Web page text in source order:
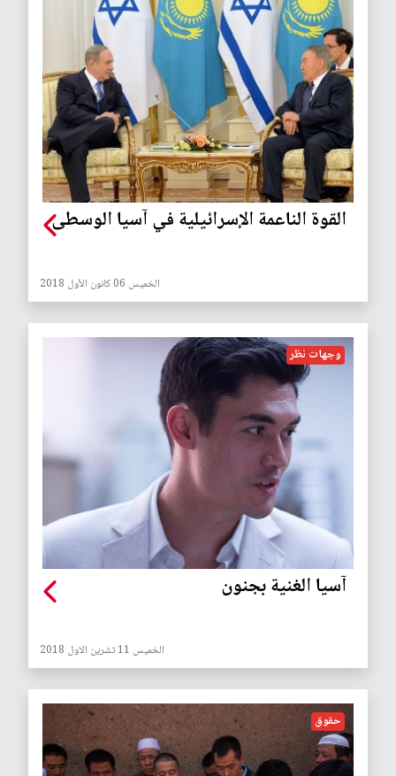
القوة الناعمة الإسرائيلية في آسيا الوسطى
الخميس 06 كانون الأول 2018
وجهات نظر
آسيا الغنية بجنون
الخميس 11 تشرين الاول 2018
حقوق